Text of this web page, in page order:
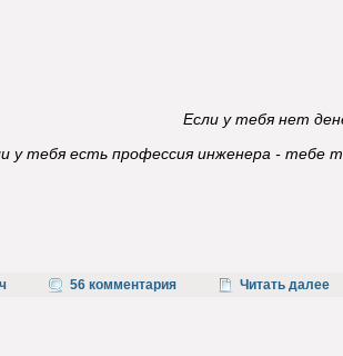
Если у тебя нет
у тебя есть профессия инженера - тебе
56 комментария Читать далее